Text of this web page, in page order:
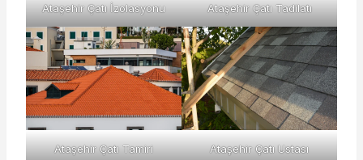
Ataşehir Çatı İzolasyonu Ataşehir Çatı Tadilatı
Ataşehir Çatı Tamiri Ataşehir Çatı Ustası